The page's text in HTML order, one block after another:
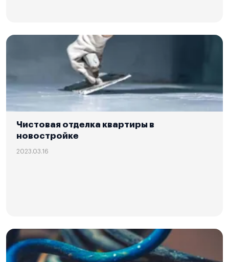
Чистовая отделка квартиры в
новостройке
2023.03.16